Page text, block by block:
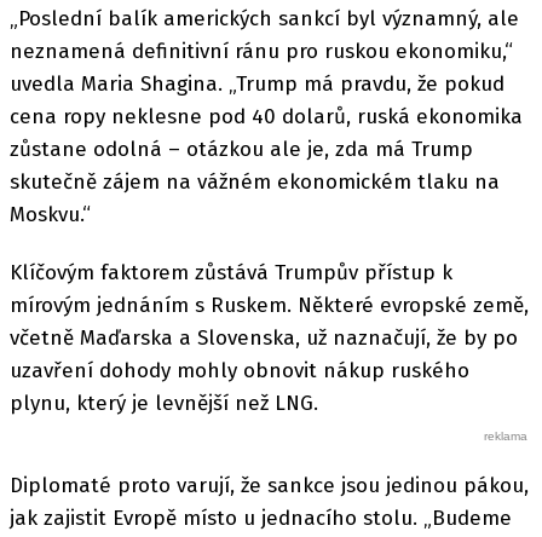
„Poslední balík amerických sankcí byl významný, ale
neznamená definitivní ránu pro ruskou ekonomiku,“
uvedla Maria Shagina. „Trump má pravdu, že pokud
cena ropy neklesne pod 40 dolarů, ruská ekonomika
zůstane odolná – otázkou ale je, zda má Trump
skutečně zájem na vážném ekonomickém tlaku na
Moskvu.“
Klíčovým faktorem zůstává Trumpův přístup k
mírovým jednáním s Ruskem. Některé evropské země,
včetně Maďarska a Slovenska, už naznačují, že by po
uzavření dohody mohly obnovit nákup ruského
plynu, který je levnější než LNG.
Diplomaté proto varují, že sankce jsou jedinou pákou,
jak zajistit Evropě místo u jednacího stolu. „Budeme